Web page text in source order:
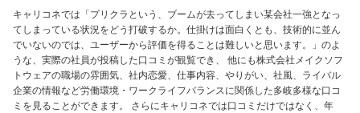
キャリコネでは「プリクラという、ブームが去ってしまい某会社一強となっ
てしまっている状況をどう打破するか。仕掛けは面白くとも、技術的に並ん
でいないのでは、ユーザーから評価を得ることは難しいと思います。」のよ
うな、実際の社員が投稿した口コミが観覧でき、 他にも株式会社メイクソフ
トウェアの職場の雰囲気、社内恋愛、仕事内容、やりがい、社風、ライバル
企業の情報など労働環境・ワークライフバランスに関係した多岐多様な口コ
ミを見ることができます。 さらにキャリコネでは口コミだけではなく、年